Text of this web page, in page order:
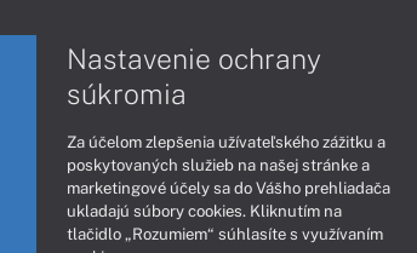
Nastavenie ochrany
súkromia
Za účelom zlepšenia užívateľského zážitku a
poskytovaných služieb na našej stránke a
marketingové účely sa do Vášho prehliadača
ukladajú súbory cookies. Kliknutím na
tlačidlo „Rozumiem“ súhlasíte s využívaním